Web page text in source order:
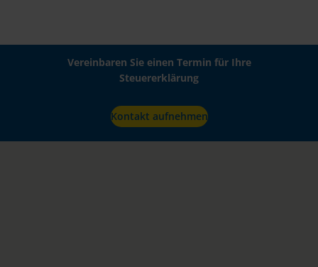
Vereinbaren Sie einen Termin für Ihre
Steuererklärung
Kontakt aufnehmen